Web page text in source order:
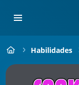
Habilidades